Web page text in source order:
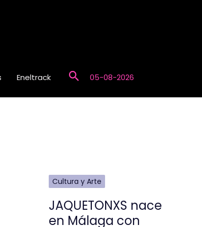
Eneltrack Buscar05-08-2026
Cultura y Arte
JAQUETONXS nace
en Málaga con